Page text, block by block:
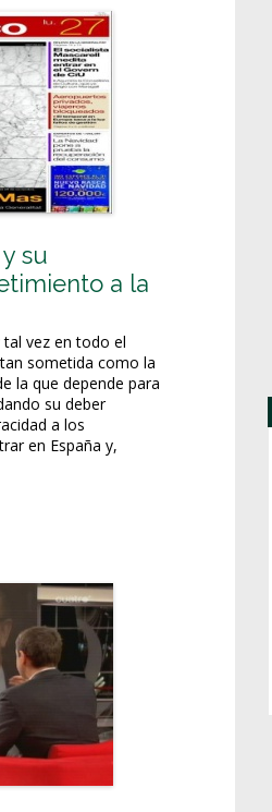
su
a la
tal vez en todo el
sometida como la
la que depende para
su deber
a los
en España y,